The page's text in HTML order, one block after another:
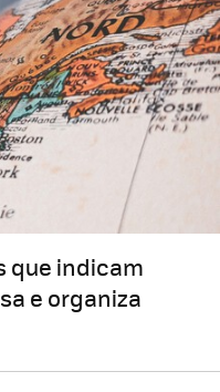
que indicam
e organiza